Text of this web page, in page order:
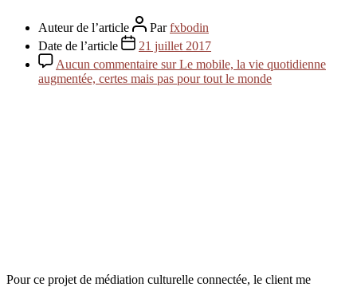
Auteur de l’article Parfxbodin
Date de l’article
21 juillet 2017
Aucun commentaire sur Le mobile, la vie quotidienne
augmentée, certes mais pas pour tout le monde
Pour ce projet de médiation culturelle connectée, le client me